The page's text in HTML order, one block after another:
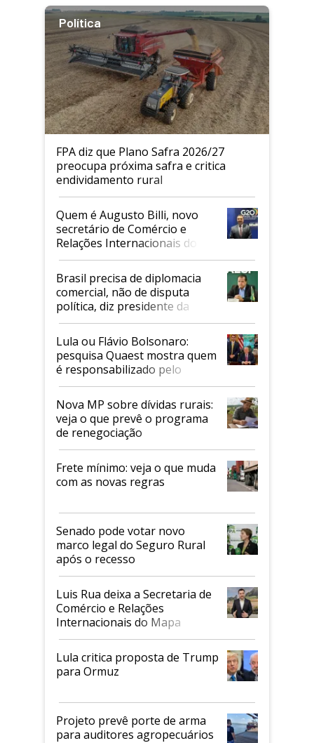
Política
FPA diz que Plano Safra 2026/27
preocupa próxima safra e critica
endividamento rural
Quem é Augusto Billi, novo
secretário de Comércio e
Relações Internacionais do
Mapa
Brasil precisa de diplomacia
comercial, não de disputa
política, diz presidente da
Faesp
Lula ou Flávio Bolsonaro:
pesquisa Quaest mostra quem
é responsabilizado pelo
tarifaço dos EUA
Nova MP sobre dívidas rurais:
veja o que prevê o programa
de renegociação
Frete mínimo: veja o que muda
com as novas regras
Senado pode votar novo
marco legal do Seguro Rural
após o recesso
Luis Rua deixa a Secretaria de
Comércio e Relações
Internacionais do Mapa
Lula critica proposta de Trump
para Ormuz
Projeto prevê porte de arma
para auditores agropecuários